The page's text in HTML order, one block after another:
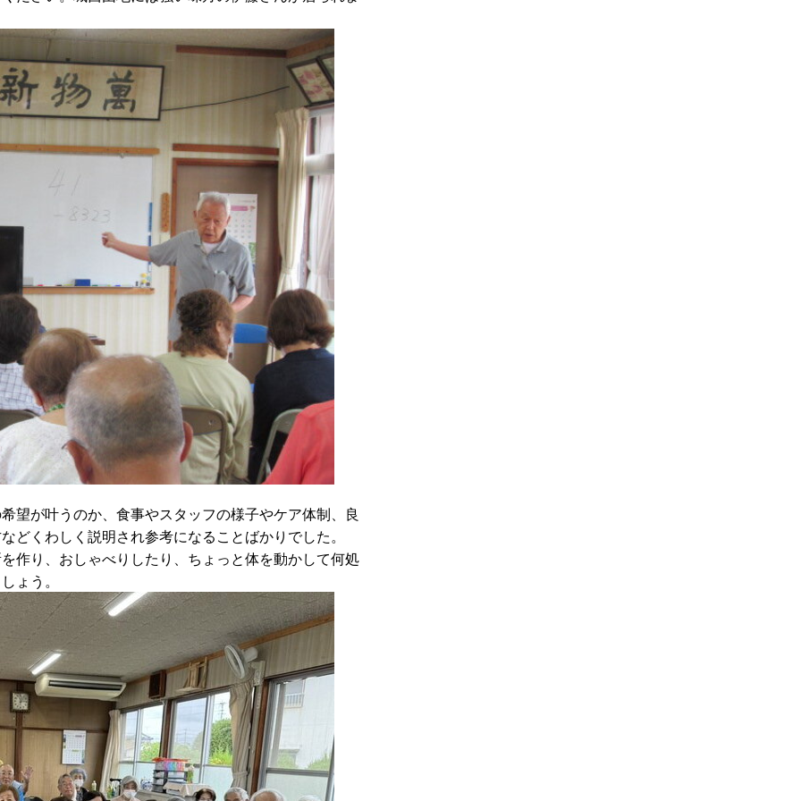
望が叶うのか、食事やスタッフの様子やケア体制、良
どくわしく説明され参考になることばかりでした。
作り、おしゃべりしたり、ちょっと体を動かして何処
ょう。